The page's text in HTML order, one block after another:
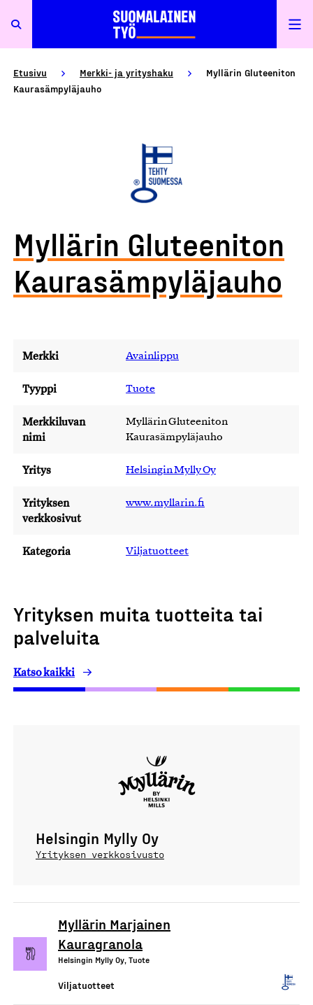
Etusivu Merkki- ja yrityshaku
Myllärin Gluteeniton
Kaurasämpyläjauho
Myllärin Gluteeniton
Kaurasämpyläjauho
Merkki Avainlippu
Tyyppi Tuote
Merkkiluvan
nimi
Myllärin Gluteeniton
Kaurasämpyläjauho
Yritys Helsingin Mylly Oy
Yrityksen
verkkosivut
www.myllarin.fi
Kategoria Viljatuotteet
Yrityksen muita tuotteita tai
palveluita
Katso kaikki
Helsingin Mylly Oy
Yrityksen verkkosivusto
Myllärin Marjainen
Kauragranola
Helsingin Mylly Oy, Tuote
Viljatuotteet